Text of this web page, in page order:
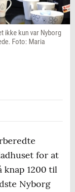
ikke kun var Nyborg
Foto: Maria
for at
1200 til
Nyborg